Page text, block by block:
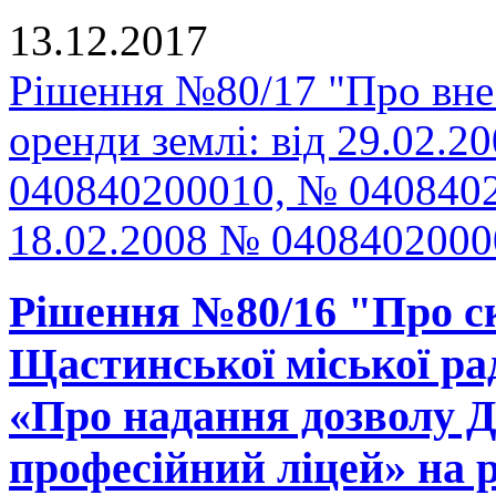
13.12.2017
Рішення №80/17 "Про
оренди землі: від
040840200010, №
18.02.2008 №
Рішення №80/16 "Про
Щастинської міської
«Про надання
професійний ліцей» на